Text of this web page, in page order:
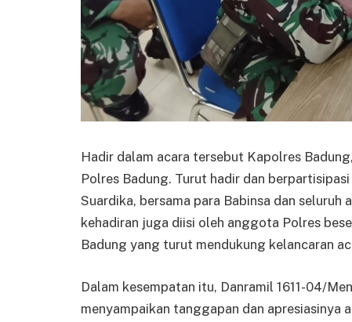
Hadir dalam acara tersebut Kapolres
Polres Badung. Turut hadir dan
Suardika, bersama para Babinsa dan
kehadiran juga diisi oleh anggota Polres
Badung yang turut mendukung kelancaran
Dalam kesempatan itu, Danramil 1611-04/
menyampaikan tanggapan dan